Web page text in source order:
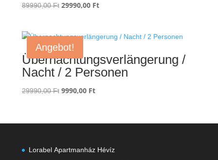
89990,00Ft Ursprünglicher
89990,00 Ft
29990,00 FtAktueller
29990,00 Ft.
Angebot!
Übernachtungsverlängerung /
Nacht / 2 Personen
29990,00Ft Ursprünglicher
29990,00 Ft
9990,00 FtAktueller
9990,00 Ft.
Lorabel Apartmanház Hévíz